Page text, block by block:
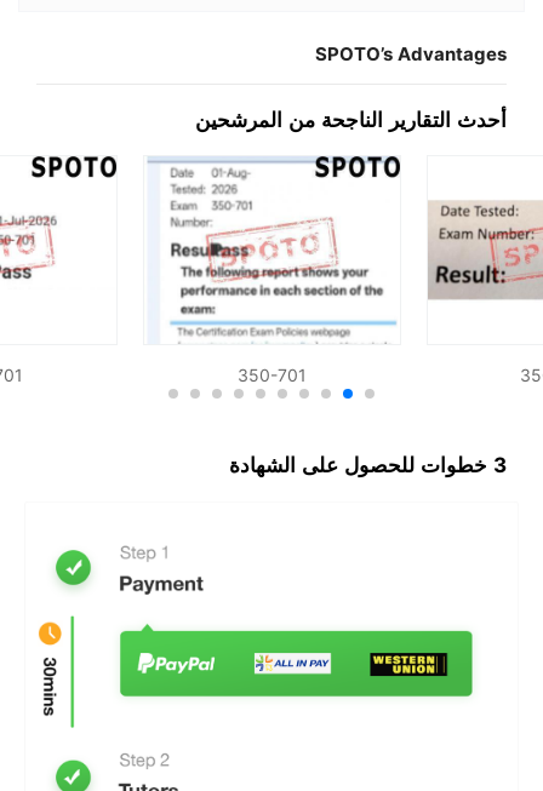
SPOTO’s Advantages
أحدث التقارير الناجحة من المرشحين
350-701
3 خطوات للحصول على الشهادة